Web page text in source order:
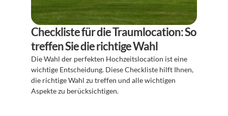
Checkliste für die Traumlocation: So
treffen Sie die richtige Wahl
Die Wahl der perfekten Hochzeitslocation ist eine
wichtige Entscheidung. Diese Checkliste hilft Ihnen,
die richtige Wahl zu treffen und alle wichtigen
Aspekte zu berücksichtigen.